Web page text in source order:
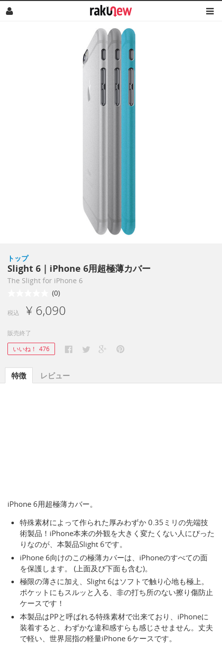
トップ
Slight 6｜iPhone 6用超極薄カバー
The Slight for iPhone 6
(0)
税込 ¥ 6,090
販売終了
いいね！ 476
特徴 レビュー
iPhone 6用超極薄カバー。
特殊素材によって作られた厚みわずか 0.35ミリの先端技
術製品！iPhone本来の外観を大きく変たくない人にぴった
りなのが、本製品Slight 6です。
iPhone 6向けのこの極薄カバーは、iPhoneのすべての面
を保護します。 (上面及び下面も含む)。
極限の薄さに加え、Slight 6はソフトで触り心地も極上。
ポケットにもスルッと入る、非の打ち所のない擦り傷防止
ケースです！
本製品はPPと呼ばれる特殊素材で出来ており、iPhoneに
装着すると、わずかな違和感すらも感じさせません。丈夫
で軽い、世界屈指の軽量iPhone 6ケースです。